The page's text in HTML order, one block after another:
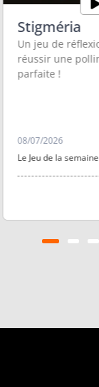
Stigméria
Un jeu de
réussir une
parfaite !
08/07/2026
Le Jeu de la semaine